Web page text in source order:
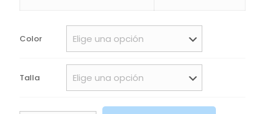
precios:
desde
10,90€
hasta
13,20€
Color
Talla